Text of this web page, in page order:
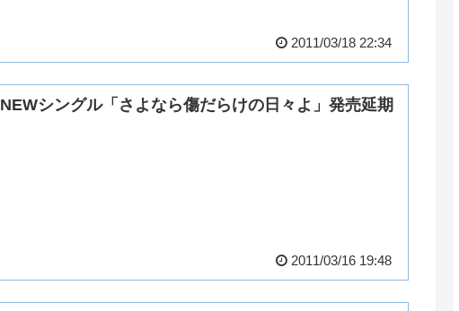
2011/03/18 22:34
NEWシングル「さよなら傷だらけの日々よ」発売延期
2011/03/16 19:48